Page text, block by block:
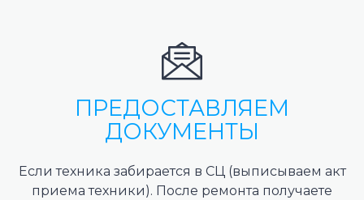
ПРЕДОСТАВЛЯЕМ
ДОКУМЕНТЫ
Если техника забирается в СЦ (выписываем акт
приема техники). После ремонта получаете